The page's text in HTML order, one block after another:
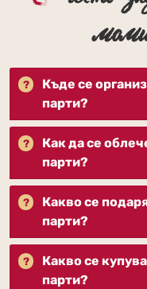
Къде се
парти?
Как да се
парти?
Какво се
парти?
Какво се
парти?